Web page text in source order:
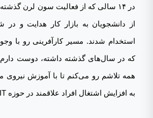
از دانشجویان به بازار کار هدایت و
استخدام شدند. مسیر کارآفرینی رو با
که در سال‌های گذشته داشته، دوست
همه تلاشم رو می‌کنم تا با آموزش
به افزایش اشتغال افراد علاقمند در حوزه IT کمک ‌کنم…